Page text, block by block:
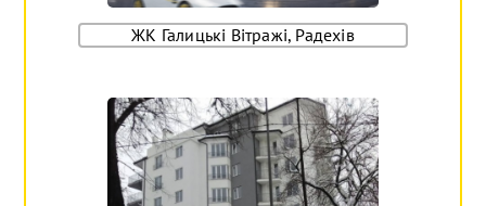
ЖК Галицькі Вітражі, Радехів